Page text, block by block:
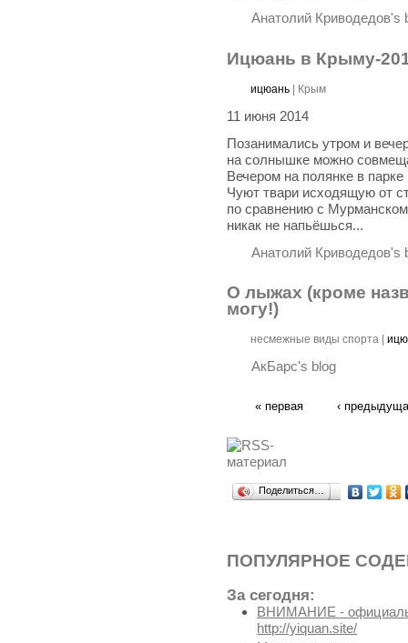
Анатолий Криводедов's
Ицюань в Крыму-
ицюань | Крым
11 июня 2014
Позанимались утром и
на солнышке можно
Вечером на полянке в
Чуют твари исходящую от
по сравнению с Мурманском
никак не напьёшься...
Анатолий Криводедов's
О лыжах (кроме
могу!)
несмежные виды спорта |
АкБарс's blog
« первая ‹
Поделиться…
ПОПУЛЯРНОЕ
За сегодня:
ВНИМАНИЕ -
http://yiquan.site/